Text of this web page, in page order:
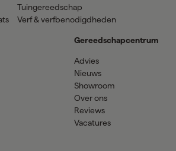
Tuingereedschap
Verf & verfbenodigdheden
Gereedschapcentrum
Advies
Nieuws
Showroom
Over ons
Reviews
Vacatures